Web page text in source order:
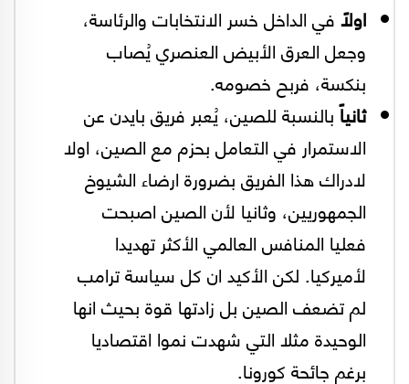
اولاًفي الداخل خسر الانتخابات والرئاسة،
وجعل العرق الأبيض العنصري يُصاب
بنكسة، فربح خصومه.
ثانياًبالنسبة للصين، يُعبر فريق بايدن عن
الاستمرار في التعامل بحزم مع الصين، اولا
لادراك هذا الفريق بضرورة ارضاء الشيوخ
الجمهوريين، وثانيا لأن الصين اصبحت
فعليا المنافس العالمي الأكثر تهديدا
لأميركيا. لكن الأكيد ان كل سياسة ترامب
لم تضعف الصين بل زادتها قوة بحيث انها
الوحيدة مثلا التي شهدت نموا اقتصاديا
برغم جائحة كورونا.